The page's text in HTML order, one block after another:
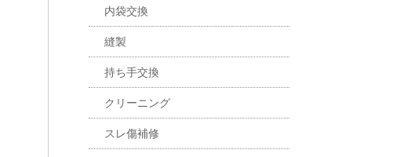
内袋交換
縫製
持ち手交換
クリーニング
スレ傷補修